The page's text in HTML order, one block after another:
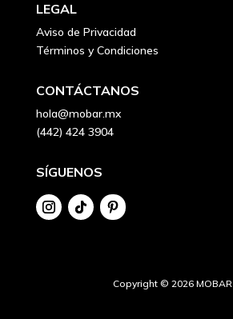
LEGAL
Aviso de Privacidad
Términos y Condiciones
CONTÁCTANOS
hola@mobar.mx
(442) 424 3904
SÍGUENOS
Copyright © 2026 MOBAR